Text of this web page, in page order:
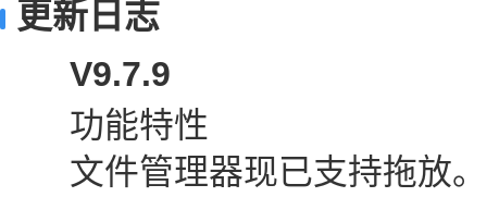
更新日志
V9.7.9
功能特性
文件管理器现已支持拖放。